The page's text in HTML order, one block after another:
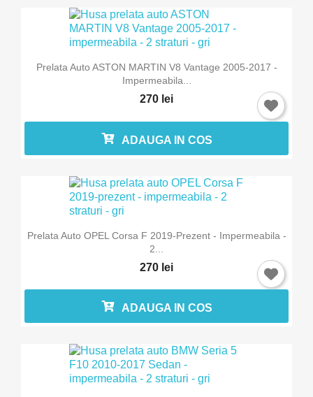
Prelata Auto ASTON MARTIN V8 Vantage 2005-2017 -
Impermeabila...
270 lei
ADAUGA IN COS
Prelata Auto OPEL Corsa F 2019-Prezent - Impermeabila -
2...
270 lei
ADAUGA IN COS